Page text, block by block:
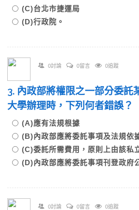
(C)台北市捷運局
(D)行政院。
0討論 0留言 0追蹤
3. 內政部將權限之一部分委託
大學辦理時，下列何者錯誤？
(A)應有法規根據
(B)內政部應將委託事項及法規依
(C)委託所需費用，原則上由該私
(D)內政部應將委託事項刊登政府
0討論 0留言 0追蹤